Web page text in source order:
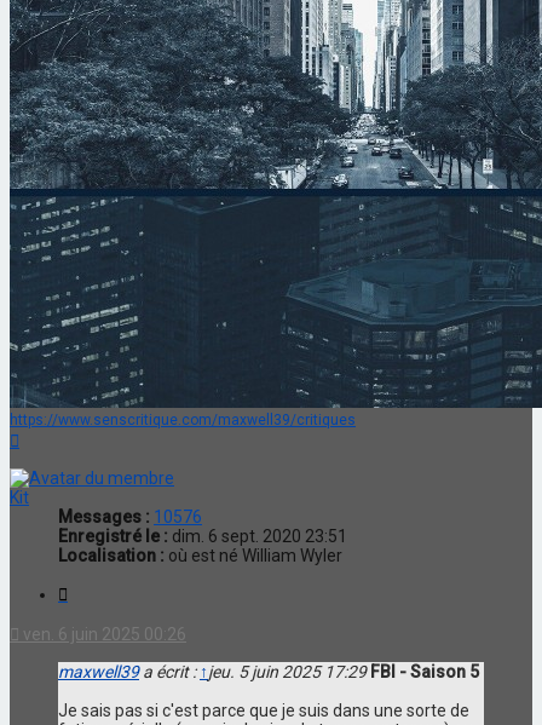
https://www.senscritique.com/maxwell39/critiques
Kit
Messages : 10576
Enregistré le : dim. 6 sept. 2020 23:51
Localisation : où est né William Wyler
ven. 6 juin 2025 00:26
maxwell39a écrit : ↑jeu. 5 juin 2025 17:29 FBI - Saison 5
Je sais pas si c'est parce que je suis dans une sorte de